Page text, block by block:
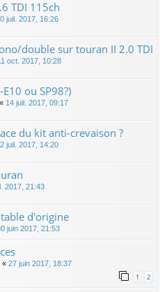
TDI 115ch
juil. 2017, 16:26
double sur touran II 2.0 TDI
oct. 2017, 10:28
ou SP98?)
« 14 juil. 2017, 09:17
du kit anti-crevaison ?
juil. 2017, 14:20
2017, 21:43
d'origine
juin 2017, 21:53
« 27 juin 2017, 18:37
1 2